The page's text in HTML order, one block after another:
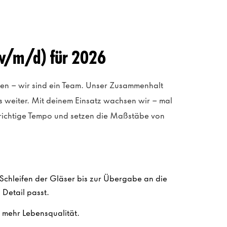
m/d) für 2026
– wir sind ein Team. Unser Zusammenhalt
weiter. Mit deinem Einsatz wachsen wir – mal
Tempo und setzen die Maßstäbe von
der Gläser bis zur Übergabe an die
Detail passt.
Lebensqualität.